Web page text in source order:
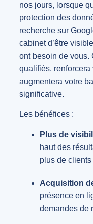
nos jours, lorsque
protection des
recherche sur
cabinet d’être
ont besoin de vous.
qualifiés,
augmentera votre
significative.
Les bénéfices :
Plus de
haut des
plus de
Acquisition
présence en
demandes de